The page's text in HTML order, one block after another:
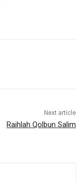
Next article
Raihlah Qolbun Salim